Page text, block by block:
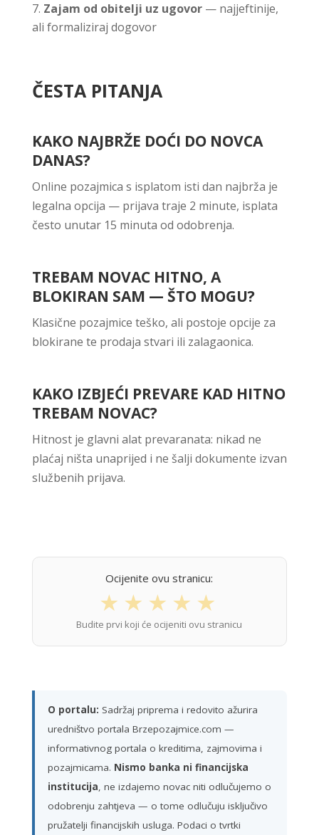
Zajam od obitelji uz ugovor— najjeftinije,
ali formaliziraj dogovor
ČESTA PITANJA
KAKO NAJBRŽE DOĆI DO NOVCA
DANAS?
Online pozajmica s isplatom isti dan najbrža je
legalna opcija — prijava traje 2 minute, isplata
često unutar 15 minuta od odobrenja.
TREBAM NOVAC HITNO, A
BLOKIRAN SAM — ŠTO MOGU?
Klasične pozajmice teško, ali postoje opcije za
blokirane te prodaja stvari ili zalagaonica.
KAKO IZBJEĆI PREVARE KAD HITNO
TREBAM NOVAC?
Hitnost je glavni alat prevaranata: nikad ne
plaćaj ništa unaprijed i ne šalji dokumente izvan
službenih prijava.
Ocijenite ovu stranicu:
★ ★ ★ ★ ★
Budite prvi koji će ocijeniti ovu stranicu
O portalu: Sadržaj priprema i redovito ažurira
uredništvo portala Brzepozajmice.com —
informativnog portala o kreditima, zajmovima i
pozajmicama. Nismo banka ni financijska
institucija, ne izdajemo novac niti odlučujemo o
odobrenju zahtjeva — o tome odlučuju isključivo
pružatelji financijskih usluga. Podaci o tvrtki